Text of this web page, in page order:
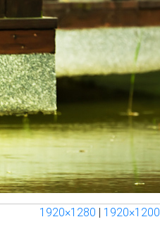
1920×1280 | 1920×1200